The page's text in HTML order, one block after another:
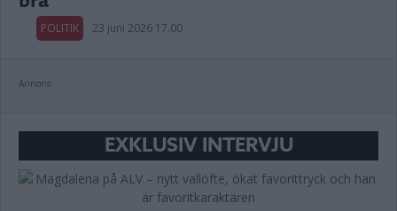
POLITIK 23 juni 2026 17.00
Annons:
EXKLUSIV INTERVJU